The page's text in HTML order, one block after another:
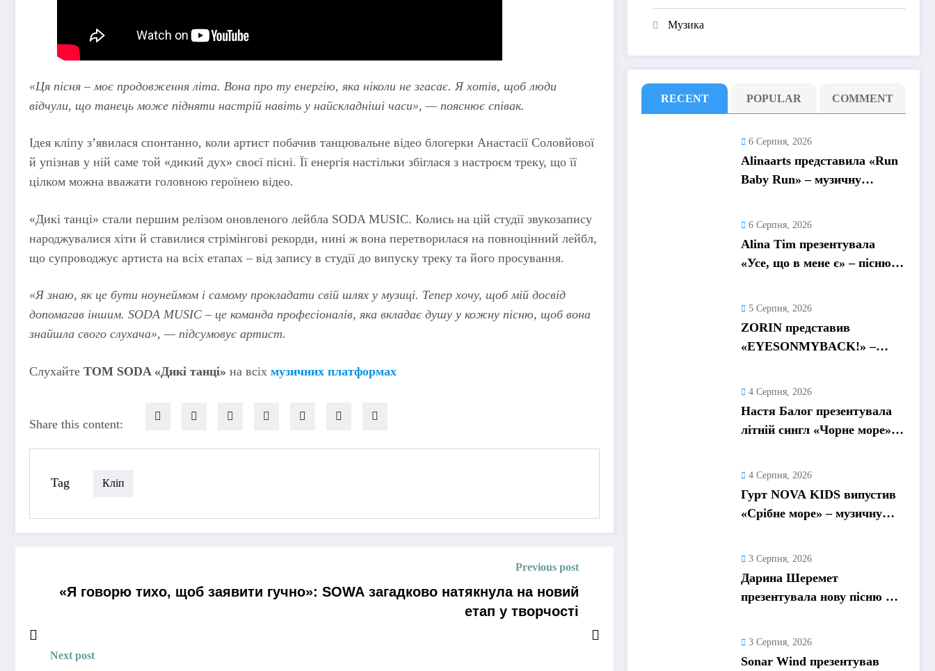
«Ця пісня – моє продовження літа. Вона про ту енергію, яка ніколи не згасає. Я хотів, щоб люди
відчули, що танець може підняти настрій навіть у найскладніші часи», — пояснює співак.
Ідея кліпу з’явилася спонтанно, коли артист побачив танцювальне відео блогерки Анастасії Соловйової
й упізнав у ній саме той «дикий дух» своєї пісні. Її енергія настільки збіглася з настроєм треку, що її
цілком можна вважати головною героїнею відео.
«Дикі танці» стали першим релізом оновленого лейбла SODA MUSIC. Колись на цій студії звукозапису
народжувалися хіти й ставилися стрімінгові рекорди, нині ж вона перетворилася на повноцінний лейбл,
що супроводжує артиста на всіх етапах – від запису в студії до випуску треку та його просування.
«Я знаю, як це бути ноунеймом і самому прокладати свій шлях у музиці. Тепер хочу, щоб мій досвід
допомагав іншим. SODA MUSIC – це команда професіоналів, яка вкладає душу у кожну пісню, щоб вона
знайшла свого слухача», — підсумовує артист.
Слухайте TOM SODA «Дикі танці» на всіх музичних платформах
Share this content:
Tag Кліп
Previous post
«Я говорю тихо, щоб заявити гучно»: SOWA загадково натякнула на новий
етап у творчості
Next post
Музика
RECENT POPULAR COMMENT
6 Серпня, 2026
Alinaarts представила «Run
Baby Run» – музичну
6 Серпня, 2026
Alina Tim презентувала
«Усе, що в мене є» – пісню
5 Серпня, 2026
ZORIN представив
«EYESONMYBACK!» –
4 Серпня, 2026
Настя Балог презентувала
літній сингл «Чорне море»
4 Серпня, 2026
Гурт NOVA KIDS випустив
«Срібне море» – музичну
3 Серпня, 2026
Дарина Шеремет
презентувала нову пісню «А
3 Серпня, 2026
Sonar Wind презентував